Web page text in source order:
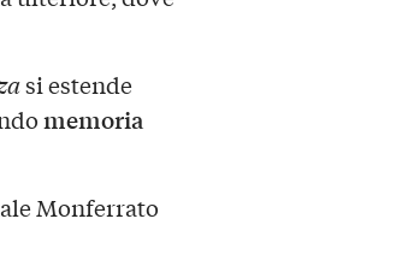
si estende
memoria
Monferrato